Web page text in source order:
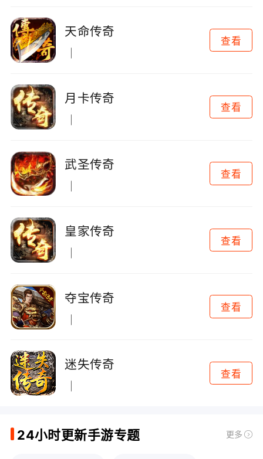
天命传奇
查看
月卡传奇
查看
武圣传奇
查看
皇家传奇
查看
夺宝传奇
查看
迷失传奇
查看
24小时更新手游专题 更多